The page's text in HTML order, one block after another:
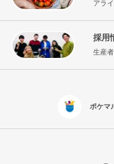
アラ
採用
生産
ポケマ